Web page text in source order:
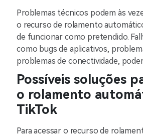
Problemas técnicos podem às
o recurso de rolamento
de funcionar como pretendido.
como bugs de aplicativos,
problemas de conectividade,
Possíveis soluções
o rolamento
TikTok
Para acessar o recurso de